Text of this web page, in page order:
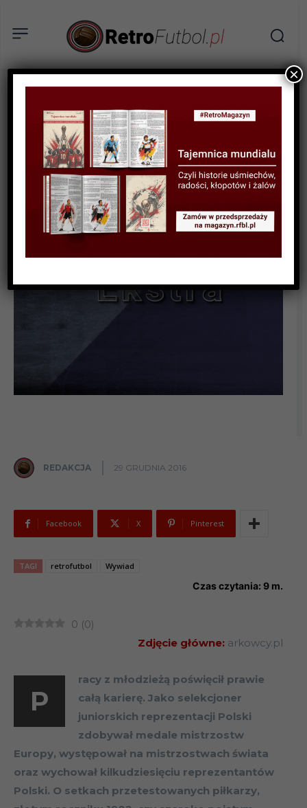
WYWIAD
Wywiad: Michał Globisz
REDAKCJA 29 GRUDNIA 2016
Facebook X Pinterest
TAGI retrofutbol Wywiad
Czas czytania: 9 m.
0 (0)
Zdjęcie główne: arkowcy.pl
P
racy z młodzieżą poświęcił prawie
całą karierę. Jako selekcjoner
juniorskich reprezentacji Polski
zdobywał medale mistrzostw
Europy, występował na mistrzostwach świata
oraz wychował kilkudziesięciu reprezentantów
Polski. O setkach przetestowanych piłkarzy,
×